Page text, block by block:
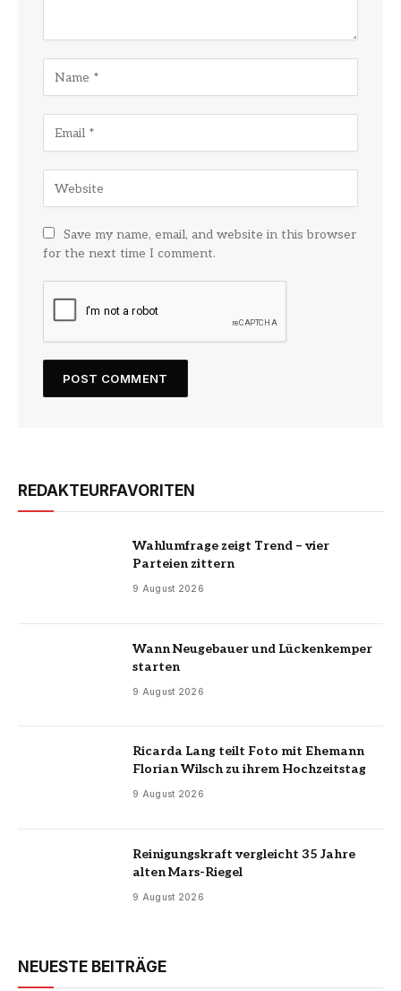
Save my name, email, and website in this browser
for the next time I comment.
REDAKTEURFAVORITEN
Wahlumfrage zeigt Trend – vier
Parteien zittern
9 August 2026
Wann Neugebauer und Lückenkemper
starten
9 August 2026
Ricarda Lang teilt Foto mit Ehemann
Florian Wilsch zu ihrem Hochzeitstag
9 August 2026
Reinigungskraft vergleicht 35 Jahre
alten Mars-Riegel
9 August 2026
NEUESTE BEITRÄGE